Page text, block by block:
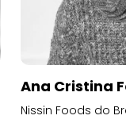
Ana Cristina
Nissin Foods do